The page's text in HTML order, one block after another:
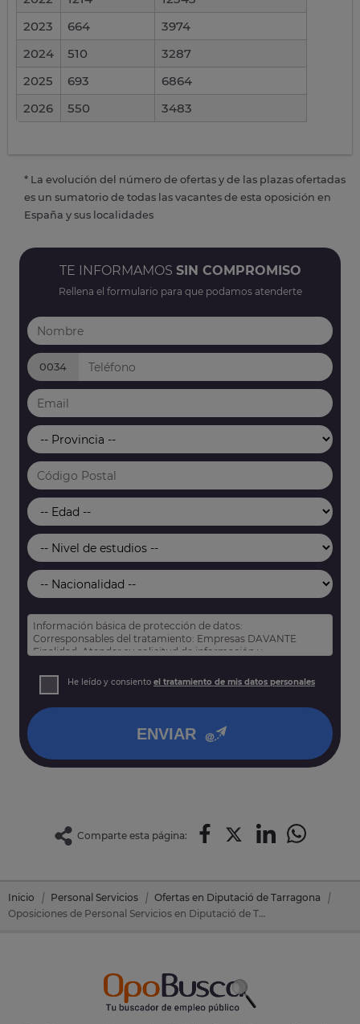
2023
664
3974
2024
510
3287
2025
693
6864
2026
550 3483
* La evolución del número de ofertas y de las plazas ofertadas
es un sumatorio de todas las vacantes de esta oposición en
España y sus localidades
TE INFORMAMOS SIN COMPROMISO
Rellena el formulario para que podamos atenderte
0034
Información básica de protección de datos:
Corresponsables del tratamiento: Empresas DAVANTE
Finalidad: Atender su solicitud de información y
Derechos: Puede acceder, rectificar y suprimir sus datos,
así como otros derechos tal y como se explica en nuestra
He leído y consiento el tratamiento de mis datos personales
ENVIAR
Comparte esta página:
Inicio Personal Servicios
Ofertas en Diputació de Tarragona
Oposiciones de Personal Servicios en Diputació de Tarragona (Tarragona)